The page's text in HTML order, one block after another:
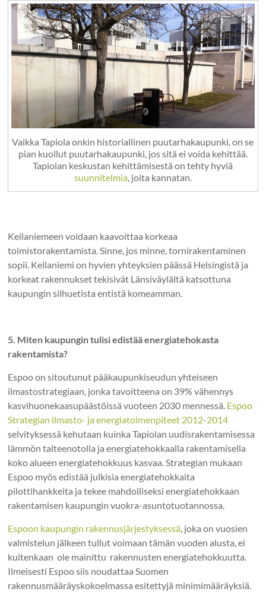
Vaikka Tapiola onkin historiallinen puutarhakaupunki, on se
pian kuollut puutarhakaupunki, jos sitä ei voida kehittää.
Tapiolan keskustan kehittämisestä on tehty hyviä
suunnitelmia, joita kannatan.
Keilaniemeen voidaan kaavoittaa korkeaa
toimistorakentamista. Sinne, jos minne, tornirakentaminen
sopii. Keilaniemi on hyvien yhteyksien päässä Helsingistä ja
korkeat rakennukset tekisivät Länsiväylältä katsottuna
kaupungin silhuetista entistä komeamman.
5. Miten kaupungin tulisi edistää energiatehokasta
rakentamista?
Espoo on sitoutunut pääkaupunkiseudun yhteiseen
ilmastostrategiaan, jonka tavoitteena on 39% vähennys
kasvihuonekaasupäästöissä vuoteen 2030 mennessä. Espoo
Strategian ilmasto- ja energiatoimenpiteet 2012-2014
selvityksessä kehutaan kuinka Tapiolan uudisrakentamisessa
lämmön talteenotolla ja energiatehokkaalla rakentamisella
koko alueen energiatehokkuus kasvaa. Strategian mukaan
Espoo myös edistää julkisia energiatehokkaita
pilottihankkeita ja tekee mahdolliseksi energiatehokkaan
rakentamisen kaupungin vuokra-asuntotuotannossa.
Espoon kaupungin rakennusjärjestyksessä, joka on vuosien
valmistelun jälkeen tullut voimaan tämän vuoden alusta, ei
kuitenkaan ole mainittu rakennusten energiatehokkuutta.
Ilmeisesti Espoo siis noudattaa Suomen
rakennusmääräyskokoelmassa esitettyjä minimimääräyksiä.